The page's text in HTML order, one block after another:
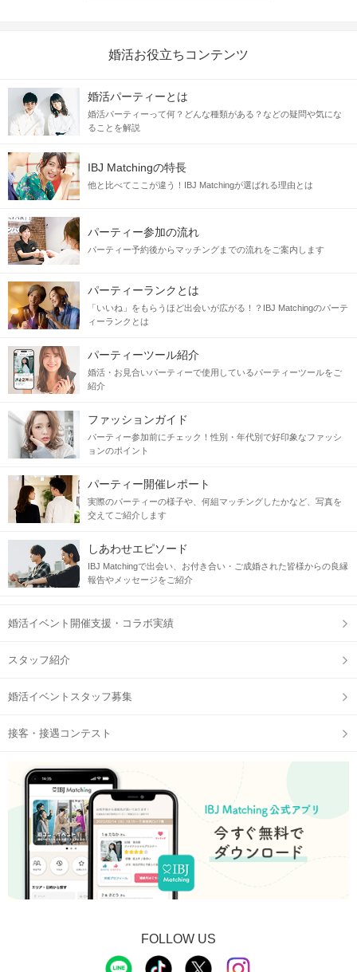
婚活お役立ちコンテンツ
婚活パーティーとは
婚活パーティーって何？どんな種類がある？などの疑問や気にな
ることを解説
IBJ Matchingの特長
他と比べてここが違う！IBJ Matchingが選ばれる理由とは
パーティー参加の流れ
パーティー予約後からマッチングまでの流れをご案内します
パーティーランクとは
「いいね」をもらうほど出会いが広がる！？IBJ Matchingのパーテ
ィーランクとは
パーティーツール紹介
婚活・お見合いパーティーで使用しているパーティーツールをご
紹介
ファッションガイド
パーティー参加前にチェック！性別・年代別で好印象なファッシ
ョンのポイント
パーティー開催レポート
実際のパーティーの様子や、何組マッチングしたかなど、写真を
交えてご紹介します
しあわせエピソード
IBJ Matchingで出会い、お付き合い・ご成婚された皆様からの良縁
報告やメッセージをご紹介
婚活イベント開催支援・コラボ実績
スタッフ紹介
婚活イベントスタッフ募集
接客・接遇コンテスト
FOLLOW US